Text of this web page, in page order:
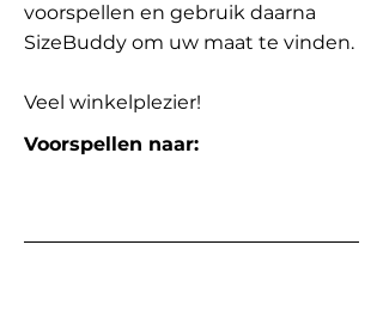
voorspellen en gebruik daarna
SizeBuddy om uw maat te vinden.
Veel winkelplezier!
Voorspellen naar: